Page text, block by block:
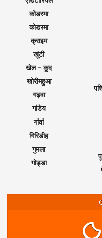
कोडरमा
कोडरमा
क्राइम
खूंटी
खेल – कूद
खोरीमहुआ
गढ़वा
गांडेय
गांवां
गिरिडीह
गुमला
गोड्डा